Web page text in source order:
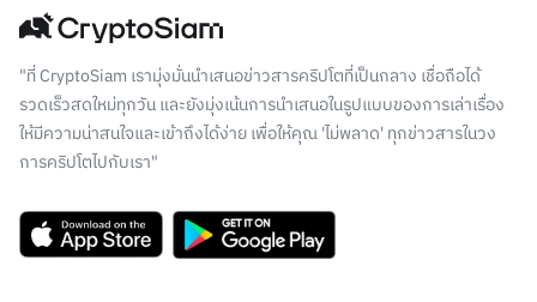
"ที่ CryptoSiam เรามุ่งมั่นนำเสนอข่าวสารคริปโตที่เป็นกลาง เชื่อถือได้
รวดเร็วสดใหม่ทุกวัน และยังมุ่งเน้นการนำเสนอในรูปแบบของการเล่าเรื่อง
ให้มีความน่าสนใจและเข้าถึงได้ง่าย เพื่อให้คุณ 'ไม่พลาด' ทุกข่าวสารในวง
การคริปโตไปกับเรา"